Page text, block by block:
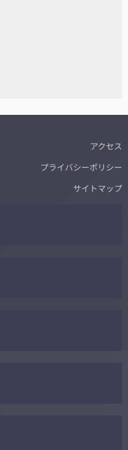
アクセス
プライバシーポリシー
サイトマップ